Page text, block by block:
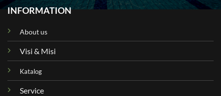
INFORMATION
About us
Visi & Misi
Katalog
Service